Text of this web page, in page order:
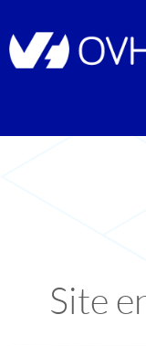
Site